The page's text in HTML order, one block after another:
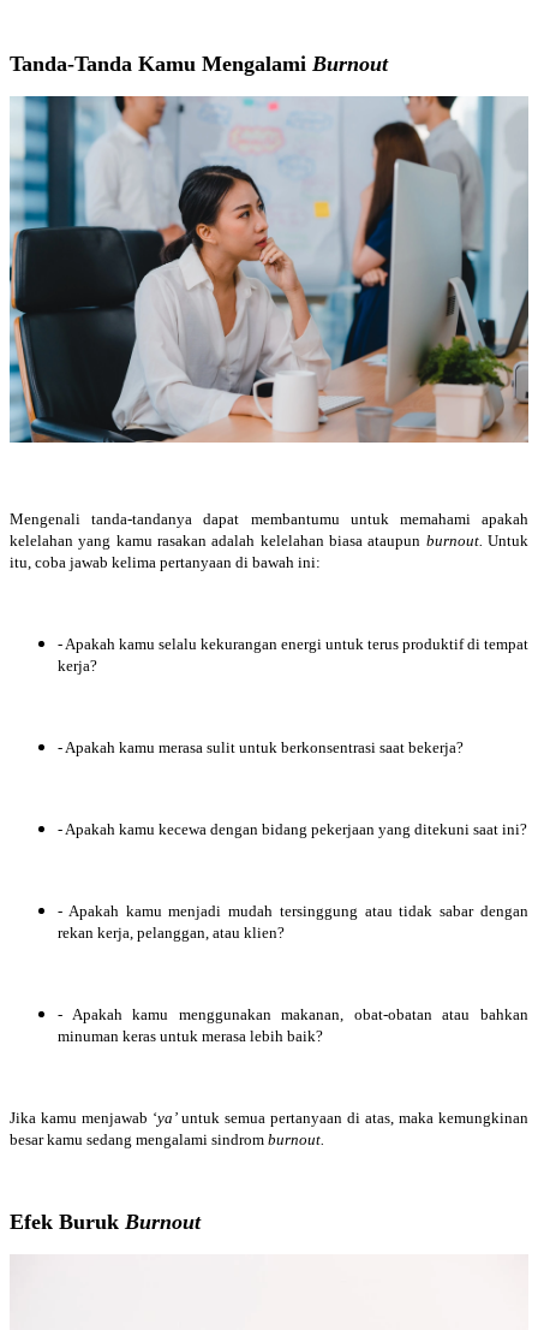
Tanda-Tanda Kamu Mengalami Burnout
Mengenali tanda-tandanya dapat membantumu untuk memahami apakah
kelelahan yang kamu rasakan adalah kelelahan biasa ataupun burnout.Untuk
itu, coba jawab kelima pertanyaan di bawah ini:
- Apakah kamu selalu kekurangan energi untuk terus produktif di tempat
kerja?
- Apakah kamu merasa sulit untuk berkonsentrasi saat bekerja?
- Apakah kamu kecewa dengan bidang pekerjaan yang ditekuni saat ini?
- Apakah kamu menjadi mudah tersinggung atau tidak sabar dengan
rekan kerja, pelanggan, atau klien?
- Apakah kamu menggunakan makanan, obat-obatan atau bahkan
minuman keras untuk merasa lebih baik?
Jika kamu menjawab ‘ya’ untuk semua pertanyaan di atas, maka kemungkinan
besar kamu sedang mengalami sindrom burnout.
Efek Buruk Burnout